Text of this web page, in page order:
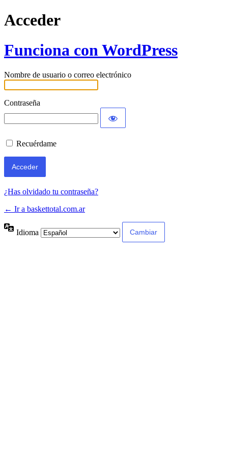
Acceder
Funciona con WordPress
Nombre de usuario o correo electrónico
Contraseña
Recuérdame
¿Has olvidado tu contraseña?
← Ir a baskettotal.com.ar
Idioma